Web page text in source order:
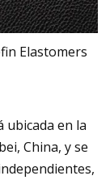
ubicada en la
China, y se